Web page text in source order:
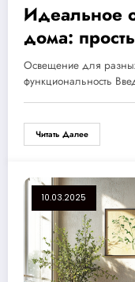
Идеальное
дома:
комнате
Освещение для
функциональность
Читать Далее
10.03.2025